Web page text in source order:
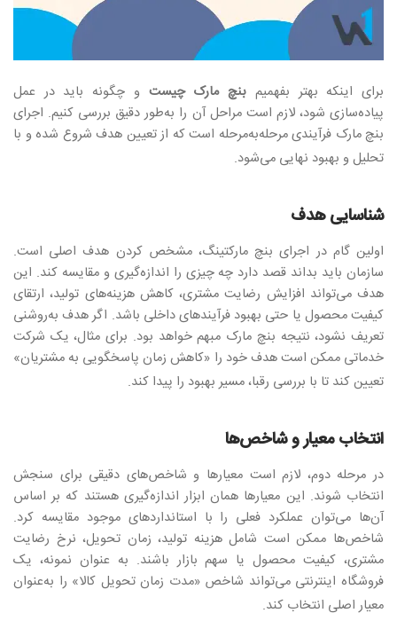
برای اینکه بهتر بفهمیم بنچ مارک چیست و چگونه باید در عمل
پیاده‌سازی شود، لازم است مراحل آن را به‌طور دقیق بررسی کنیم. اجرای
بنچ مارک فرآیندی مرحله‌به‌مرحله است که از تعیین هدف شروع شده و با
تحلیل و بهبود نهایی می‌شود.
شناسایی هدف
اولین گام در اجرای بنچ مارکتینگ، مشخص کردن هدف اصلی است.
سازمان باید بداند قصد دارد چه چیزی را اندازه‌گیری و مقایسه کند. این
هدف می‌تواند افزایش رضایت مشتری، کاهش هزینه‌های تولید، ارتقای
کیفیت محصول یا حتی بهبود فرآیندهای داخلی باشد. اگر هدف به‌روشنی
تعریف نشود، نتیجه بنچ مارک مبهم خواهد بود. برای مثال، یک شرکت
خدماتی ممکن است هدف خود را «کاهش زمان پاسخگویی به مشتریان»
تعیین کند تا با بررسی رقبا، مسیر بهبود را پیدا کند.
انتخاب معیار و شاخص‌ها
در مرحله دوم، لازم است معیارها و شاخص‌های دقیقی برای سنجش
انتخاب شوند. این معیارها همان ابزار اندازه‌گیری هستند که بر اساس
آن‌ها می‌توان عملکرد فعلی را با استانداردهای موجود مقایسه کرد.
شاخص‌ها ممکن است شامل هزینه تولید، زمان تحویل، نرخ رضایت
مشتری، کیفیت محصول یا سهم بازار باشند. به عنوان نمونه، یک
فروشگاه اینترنتی می‌تواند شاخص «مدت زمان تحویل کالا» را به‌عنوان
معیار اصلی انتخاب کند.